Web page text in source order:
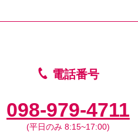
電話番号
098-979-4711
(平日のみ 8:15~17:00)